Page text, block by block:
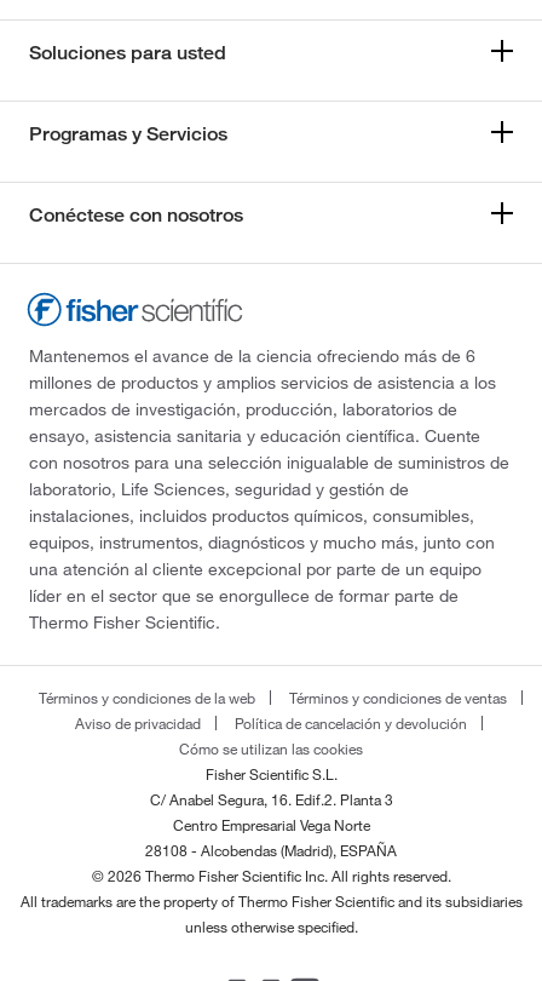
Soluciones para usted
Programas y Servicios
Conéctese con nosotros
Mantenemos el avance de la ciencia ofreciendo más de 6
millones de productos y amplios servicios de asistencia a los
mercados de investigación, producción, laboratorios de
ensayo, asistencia sanitaria y educación científica. Cuente
con nosotros para una selección inigualable de suministros de
laboratorio, Life Sciences, seguridad y gestión de
instalaciones, incluidos productos químicos, consumibles,
equipos, instrumentos, diagnósticos y mucho más, junto con
una atención al cliente excepcional por parte de un equipo
líder en el sector que se enorgullece de formar parte de
Thermo Fisher Scientific.
Términos y condiciones de la web
Términos y condiciones de ventas
Aviso de privacidad
Política de cancelación y devolución
Cómo se utilizan las cookies
Fisher Scientific S.L.
C/ Anabel Segura, 16. Edif.2. Planta 3
Centro Empresarial Vega Norte
28108 - Alcobendas (Madrid), ESPAÑA
© 2026 Thermo Fisher Scientific Inc. All rights reserved.
All trademarks are the property of Thermo Fisher Scientific and its subsidiaries
unless otherwise specified.